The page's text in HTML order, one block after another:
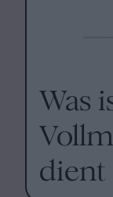
Was
dient